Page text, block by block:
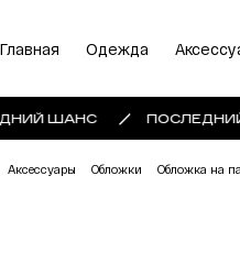
Главная Одежда
ШАНС
Аксессуары Обложки Обложка на